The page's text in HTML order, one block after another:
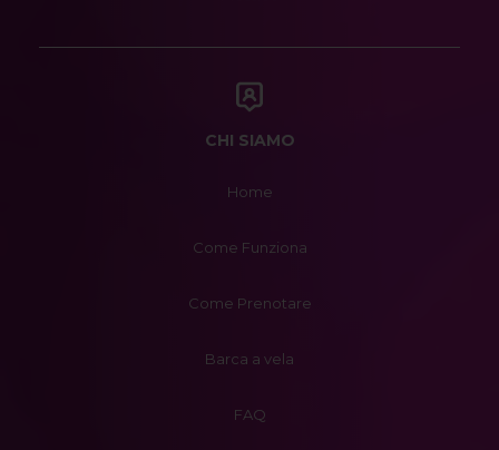
CHI SIAMO
Home
Come Funziona
Come Prenotare
Barca a vela
FAQ